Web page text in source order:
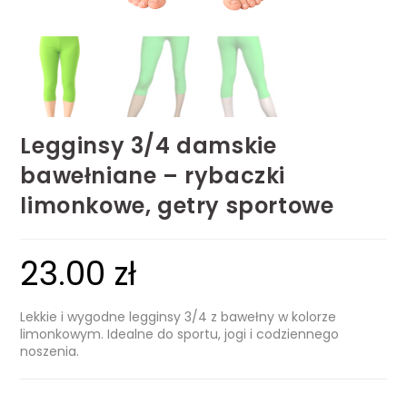
Legginsy 3/4 damskie
bawełniane – rybaczki
limonkowe, getry sportowe
23.00 zł
Lekkie i wygodne legginsy 3/4 z bawełny w kolorze
limonkowym. Idealne do sportu, jogi i codziennego
noszenia.